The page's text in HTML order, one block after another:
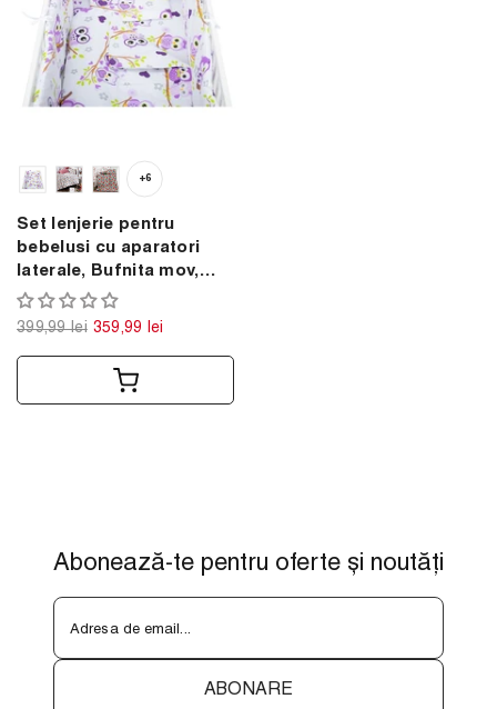
+6
Set lenjerie pentru
bebelusi cu aparatori
laterale, Bufnita mov,
bumbac 100%
399,99 lei 359,99 lei
Abonează-te pentru oferte și noutăți
Adresa de email...
ABONARE